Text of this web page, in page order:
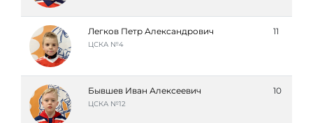
Легков Петр Александрович
ЦСКА №4
11
Бывшев Иван Алексеевич
ЦСКА №12
10